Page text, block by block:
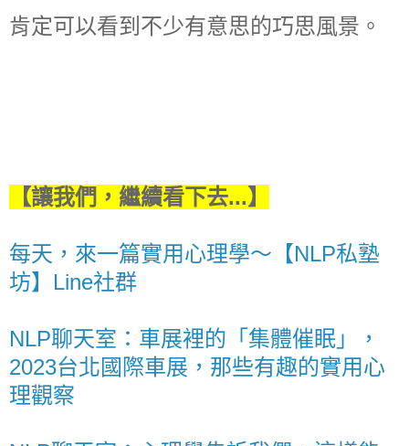
肯定可以看到不少有意思的巧思風景。
【讓我們，繼續看下去...】
每天，來一篇實用心理學～【NLP私塾
坊】Line社群
NLP聊天室：車展裡的「集體催眠」，
2023台北國際車展，那些有趣的實用心
理觀察